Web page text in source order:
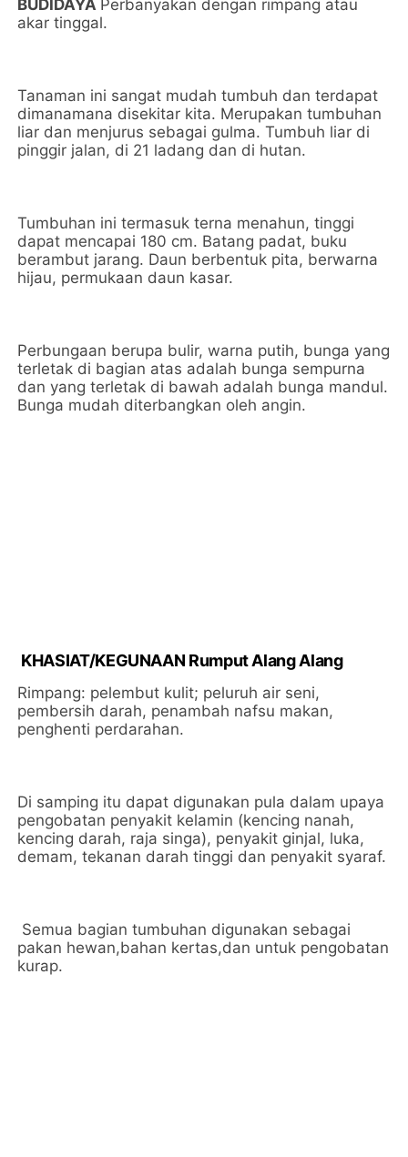
BUDIDAYA Perbanyakan dengan rimpang atau
akar tinggal.
Tanaman ini sangat mudah tumbuh dan terdapat
dimanamana disekitar kita. Merupakan tumbuhan
liar dan menjurus sebagai gulma. Tumbuh liar di
pinggir jalan, di 21 ladang dan di hutan.
Tumbuhan ini termasuk terna menahun, tinggi
dapat mencapai 180 cm. Batang padat, buku
berambut jarang. Daun berbentuk pita, berwarna
hijau, permukaan daun kasar.
Perbungaan berupa bulir, warna putih, bunga yang
terletak di bagian atas adalah bunga sempurna
dan yang terletak di bawah adalah bunga mandul.
Bunga mudah diterbangkan oleh angin.
KHASIAT/KEGUNAAN Rumput Alang Alang
Rimpang: pelembut kulit; peluruh air seni,
pembersih darah, penambah nafsu makan,
penghenti perdarahan.
Di samping itu dapat digunakan pula dalam upaya
pengobatan penyakit kelamin (kencing nanah,
kencing darah, raja singa), penyakit ginjal, luka,
demam, tekanan darah tinggi dan penyakit syaraf.
Semua bagian tumbuhan digunakan sebagai
pakan hewan,bahan kertas,dan untuk pengobatan
kurap.